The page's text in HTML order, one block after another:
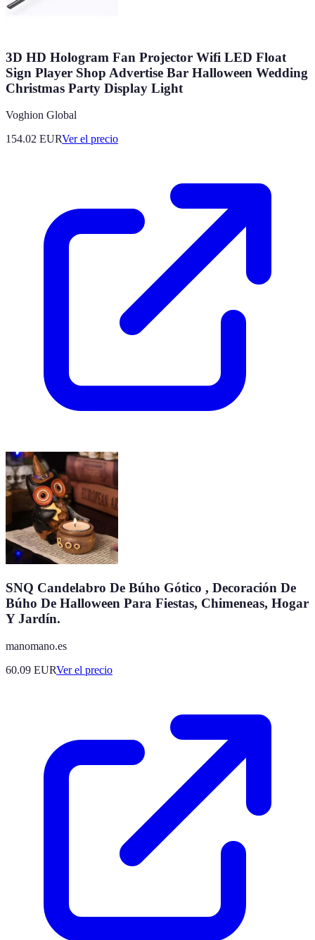
3D HD Hologram Fan Projector Wifi LED Float
Sign Player Shop Advertise Bar Halloween Wedding
Christmas Party Display Light
Voghion Global
154.02 EURVer el precio
SNQ Candelabro De Búho Gótico , Decoración De
Búho De Halloween Para Fiestas, Chimeneas, Hogar
Y Jardín.
manomano.es
60.09 EURVer el precio